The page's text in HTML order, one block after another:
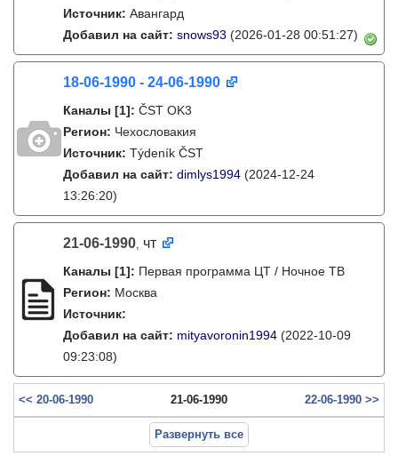
Источник: Авангард
Добавил на сайт: snows93 (2026-01-28 00:51:27)
18-06-1990 - 24-06-1990
Каналы [1]: ČST OK3
Регион: Чехословакия
Источник: Týdeník ČST
Добавил на сайт: dimlys1994 (2024-12-24
13:26:20)
21-06-1990, чт
Каналы [1]: Первая программа ЦТ / Ночное ТВ
Регион: Москва
Источник:
Добавил на сайт: mityavoronin1994 (2022-10-09
09:23:08)
<< 20-06-1990 21-06-1990 22-06-1990 >>
Развернуть все